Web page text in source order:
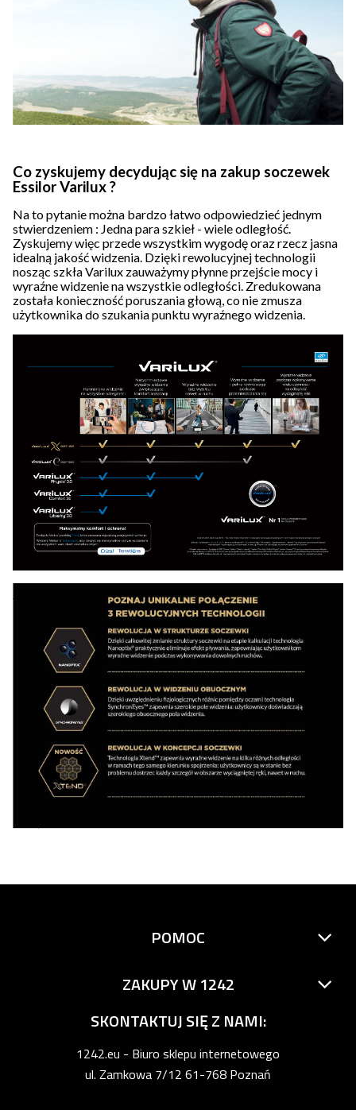
Co zyskujemy decydując się na zakup soczewek
Essilor Varilux ?
Na to pytanie można bardzo łatwo odpowiedzieć jednym
stwierdzeniem : Jedna para szkieł - wiele odległość.
Zyskujemy więc przede wszystkim wygodę oraz rzecz jasna
idealną jakość widzenia. Dzięki rewolucyjnej technologii
nosząc szkła Varilux zauważymy płynne przejście mocy i
wyraźne widzenie na wszystkie odległości. Zredukowana
została konieczność poruszania głową, co nie zmusza
użytkownika do szukania punktu wyraźnego widzenia.
POMOC
ZAKUPY W 1242
SKONTAKTUJ SIĘ Z NAMI:
1242.eu - Biuro sklepu internetowego
ul. Zamkowa 7/12 61-768 Poznań